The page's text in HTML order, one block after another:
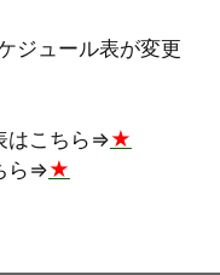
ジュール表が変更
はこちら⇒★
ら⇒★